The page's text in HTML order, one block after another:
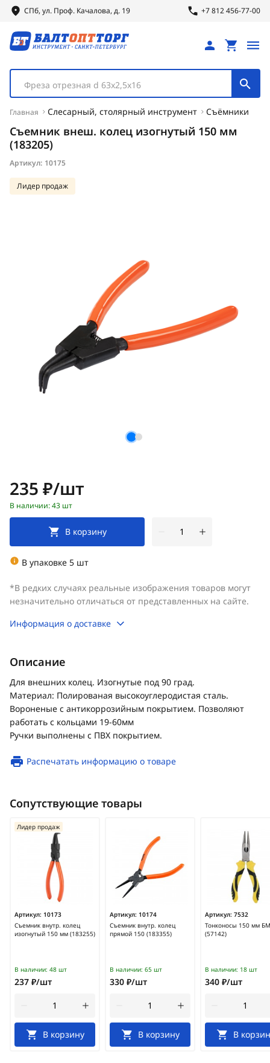
СПб, ул. Проф. Качалова, д. 19 +7 812 456-77-00
Фреза отрезная d 63х2,5х16
Главная Слесарный, столярный инструмент Съёмники
Съемник внеш. колец изогнутый 150 мм
(183205)
Артикул: 10175
Цена:
235 ₽/шт
В наличии: 43 шт
В корзину
В упаковке 5 шт
*В редких случаях реальные изображения товаров могут
незначительно отличаться от представленных на сайте.
Информация о доставке
Лидер продаж
Описание
Для внешних колец. Изогнутые под 90 град.
Материал: Полированая высокоуглеродистая сталь.
Вороненые с антикоррозийным покрытием. Позволяют
работать с кольцами 19-60мм
Ручки выполнены с ПВХ покрытием.
Распечатать информацию о товаре
Сопутствующие товары
Артикул: 10173
Съемник внутр. колец
изогнутый 150 мм (183255)
Лидер продаж
В наличии: 48 шт
237 ₽/шт
В корзину
Артикул: 10174
Съемник внутр. колец
прямой 150 (183355)
В наличии: 65 шт
330 ₽/шт
В корзину
Артикул: 7532
Тонконосы 150 мм БМ
(57142)
В наличии: 18 шт
340 ₽/шт
В